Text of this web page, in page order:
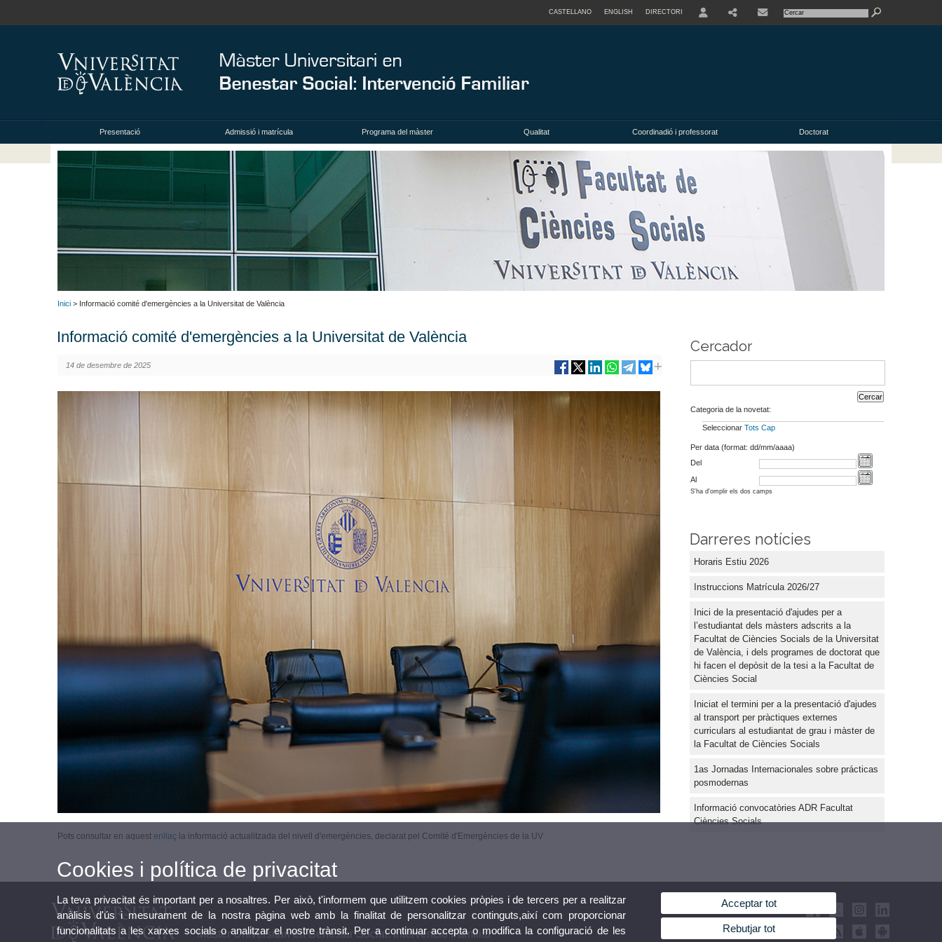
CASTELLANO ENGLISH DIRECTORI
Presentació Admissió i matrícula Programa del màster Qualitat Coordinadió i professorat Doctorat
Inici > Informació comité d'emergències a la Universitat de València
Informació comité d'emergències a la Universitat de València
14 de desembre de 2025
Pots consultar en aquest enllaç la informació actualitzada del nivell d'emergències, declarat pel Comité d'Emergències de la UV
Cercador
Categoria de la novetat:
Seleccionar Tots Cap
Per data (format: dd/mm/aaaa)
Del
Al
S'ha d'omplir els dos camps
Darreres notícies
Horaris Estiu 2026
Instruccions Matrícula 2026/27
Inici de la presentació d'ajudes per a
l’estudiantat dels màsters adscrits a la
Facultat de Ciències Socials de la Universitat
de València, i dels programes de doctorat que
hi facen el depòsit de la tesi a la Facultat de
Ciències Social
Iniciat el termini per a la presentació d'ajudes
al transport per pràctiques externes
curriculars al estudiantat de grau i màster de
la Facultat de Ciències Socials
1as Jornadas Internacionales sobre prácticas
posmodernas
Informació convocatòries ADR Facultat
Ciències Socials
Màster Universitari en Benestar Social: Intervenció Familiar
Cookies i política de privacitat
La teva privacitat és important per a nosaltres. Per això, t'informem que utilitzem cookies pròpies i de tercers per a realitzar
anàlisis d'ús i mesurament de la nostra pàgina web amb la finalitat de personalitzar continguts,així com proporcionar
funcionalitats a les xarxes socials o analitzar el nostre trànsit. Per a continuar accepta o modifica la configuració de les
Acceptar tot
Rebutjar tot